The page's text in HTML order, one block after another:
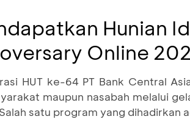
Hunian
Online
HUT ke-64 PT Bank Central
maupun nasabah melalui
satu program yang dihadirkan